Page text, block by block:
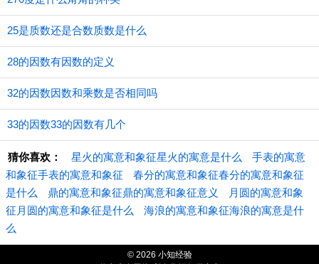
25是质数还是合数质数是什么
28的因数有因数的定义
32的因数因数和乘数是否相同吗
33的因数33的因数有几个
猜你喜欢： 星火的寓意和象征星火的寓意是什么
手表的寓意
和象征手表的寓意和象征
春分的寓意和象征春分的寓意和象征
是什么
鼎的寓意和象征鼎的寓意和象征意义
月圆的寓意和象
征月圆的寓意和象征是什么
海浪的寓意和象征海浪的寓意是什
么
© 2026 小知经验